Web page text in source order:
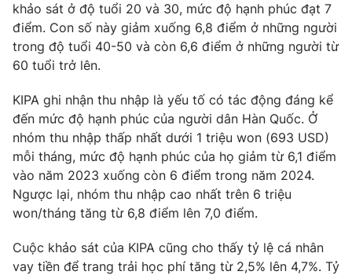
Thị trường
Tư vấn
Lịch phát sóng
Chuyên mục khác
Emagazine Podcast
Photo Infographic
Video Shorts video
VTV Money VTV Thể thao
khảo sát ở độ tuổi 20 và 30, mức độ hạnh phúc đạt 7
điểm. Con số này giảm xuống 6,8 điểm ở những người
trong độ tuổi 40-50 và còn 6,6 điểm ở những người từ
60 tuổi trở lên.
KIPA ghi nhận thu nhập là yếu tố có tác động đáng kể
đến mức độ hạnh phúc của người dân Hàn Quốc. Ở
nhóm thu nhập thấp nhất dưới 1 triệu won (693 USD)
mỗi tháng, mức độ hạnh phúc của họ giảm từ 6,1 điểm
vào năm 2023 xuống còn 6 điểm trong năm 2024.
Ngược lại, nhóm thu nhập cao nhất trên 6 triệu
won/tháng tăng từ 6,8 điểm lên 7,0 điểm.
Cuộc khảo sát của KIPA cũng cho thấy tỷ lệ cá nhân
vay tiền để trang trải học phí tăng từ 2,5% lên 4,7%. Tỷ